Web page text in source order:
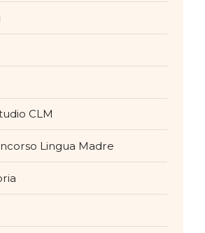
CLM
Lingua Madre